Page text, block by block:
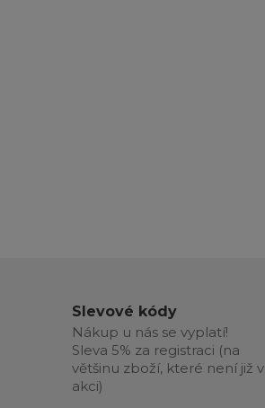
Slevové kódy
Nákup u nás se vyplatí!
Sleva 5% za registraci (na
většinu zboží, které není již v
akci)